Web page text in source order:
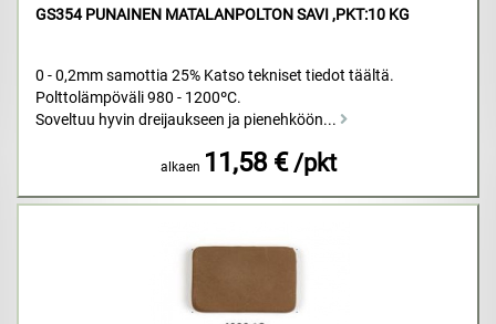
GS354 PUNAINEN MATALANPOLTON SAVI ,PKT:10 KG
0 - 0,2mm samottia 25% Katso tekniset tiedot täältä.
Polttolämpöväli 980 - 1200ºC.
Soveltuu hyvin dreijaukseen ja pienehköön...
alkaen 11,58 € /pkt